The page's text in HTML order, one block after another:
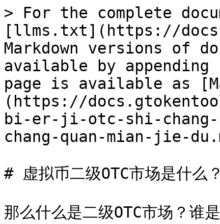
> For the complete
[llms.txt](https://
Markdown versions of
available by
page is available as
(https://
bi-er-ji-otc-shi-
chang-quan-mian-jie-
# 虚拟币二级OTC市场是什么
那么什么是二级OTC市场？谁